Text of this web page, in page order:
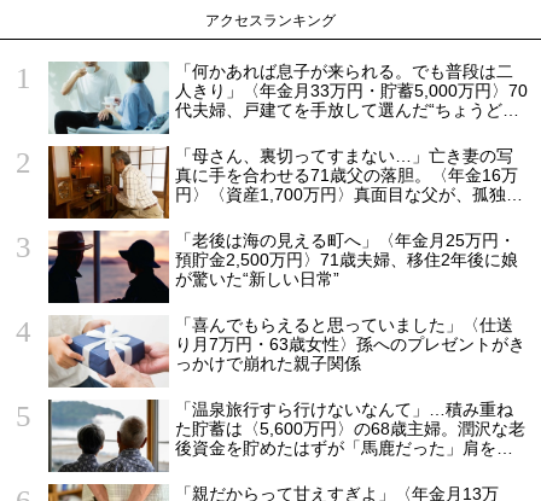
アクセスランキング
「何かあれば息子が来られる。でも普段は二
人きり」〈年金月33万円・貯蓄5,000万円〉70
代夫婦、戸建てを手放して選んだ“ちょうどい
「母さん、裏切ってすまない…」亡き妻の写
真に手を合わせる71歳父の落胆。〈年金16万
円〉〈資産1,700万円〉真面目な父が、孤独の
「老後は海の見える町へ」〈年金月25万円・
預貯金2,500万円〉71歳夫婦、移住2年後に娘
が驚いた“新しい日常”
「喜んでもらえると思っていました」〈仕送
り月7万円・63歳女性〉孫へのプレゼントがき
っかけで崩れた親子関係
「温泉旅行すら行けないなんて」…積み重ね
た貯蓄は〈5,600万円〉の68歳主婦。潤沢な老
後資金を貯めたはずが「馬鹿だった」肩を落
「親だからって甘えすぎよ」〈年金月13万